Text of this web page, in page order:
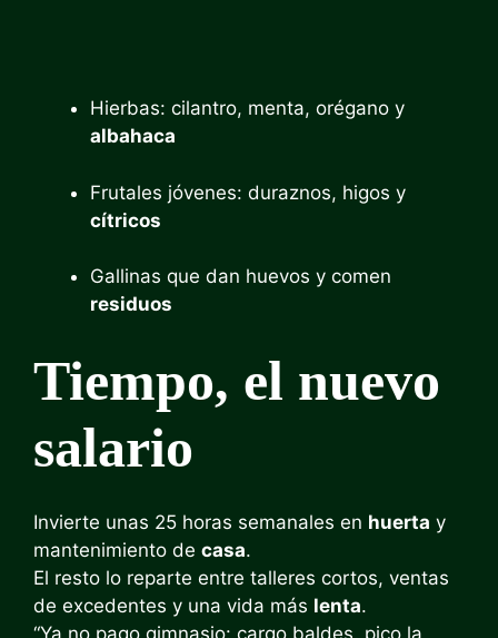
Hierbas: cilantro, menta, orégano y
albahaca
Frutales jóvenes: duraznos, higos y
cítricos
Gallinas que dan huevos y comen
residuos
Tiempo, el nuevo
salario
Invierte unas 25 horas semanales en huerta y
mantenimiento de casa.
El resto lo reparte entre talleres cortos, ventas
de excedentes y una vida más lenta.
“Ya no pago gimnasio: cargo baldes, pico la